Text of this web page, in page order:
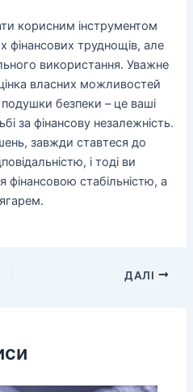
корисним інструментом
фінансових труднощів, але
використання. Уважне
власних можливостей
безпеки – це ваші
за фінансову незалежність.
завжди ставтеся до
і тоді ви
стабільністю, а
ДАЛІ